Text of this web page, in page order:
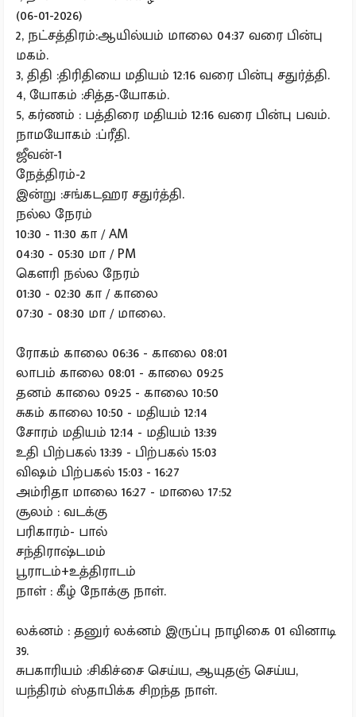
(06-01-2026)
2, நட்சத்திரம்:ஆயில்யம் மாலை 04:37 வரை பின்பு
மகம்.
3, திதி :திரிதியை மதியம் 12:16 வரை பின்பு சதுர்த்தி.
4, யோகம் :சித்த-யோகம்.
5, கர்ணம் : பத்திரை மதியம் 12:16 வரை பின்பு பவம்.
நாமயோகம் :ப்ரீதி.
ஜீவன்-1
நேத்திரம்-2
இன்று :சங்கடஹர சதுர்த்தி.
நல்ல நேரம்
10:30 - 11:30 கா / AM
04:30 - 05:30 மா / PM
கௌரி நல்ல நேரம்
01:30 - 02:30 கா / காலை
07:30 - 08:30 மா / மாலை.
ரோகம் காலை 06:36 - காலை 08:01
லாபம் காலை 08:01 - காலை 09:25
தனம் காலை 09:25 - காலை 10:50
சுகம் காலை 10:50 - மதியம் 12:14
சோரம் மதியம் 12:14 - மதியம் 13:39
உதி பிற்பகல் 13:39 - பிற்பகல் 15:03
விஷம் பிற்பகல் 15:03 - 16:27
அம்ரிதா மாலை 16:27 - மாலை 17:52
சூலம் : வடக்கு
பரிகாரம்- பால்
சந்திராஷ்டமம்
பூராடம்+உத்திராடம்
நாள் : கீழ் நோக்கு நாள்.
லக்னம் : தனுர் லக்னம் இருப்பு நாழிகை 01 வினாடி
39.
சுபகாரியம் :சிகிச்சை செய்ய, ஆயுதஞ் செய்ய,
யந்திரம் ஸ்தாபிக்க சிறந்த நாள்.